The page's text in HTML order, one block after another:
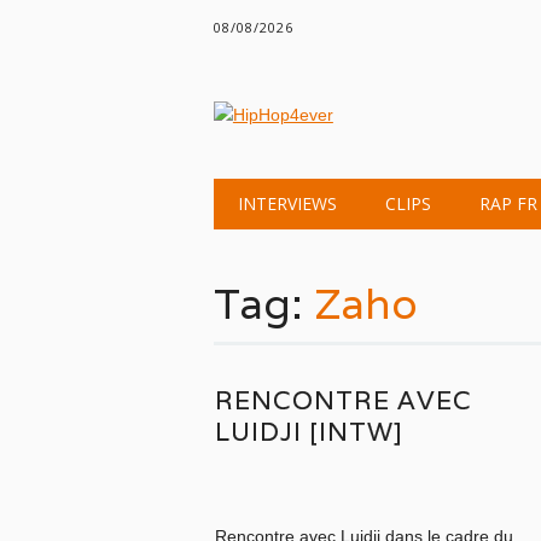
08/08/2026
Main menu
INTERVIEWS CLIPS RAP FR
Tag: Zaho
RENCONTRE AVEC
LUIDJI [INTW]
Rencontre avec Luidji dans le cadre du